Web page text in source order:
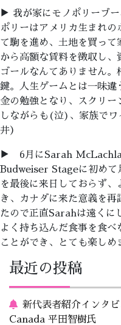
▶ 我が家にモノポリーブ
ポリーはアメリカ生まれ
て駒を進め、土地を買っ
から高額な賃料を徴収し、
ゴールなんてありません
鍵。人生ゲームとは一味違
金の勉強となり、スクリ
しながらも(泣)、家族でワ
井）
▶ 6月にSarah
Budweiser Stageに初め
を最後に来日しておらず
き、カナダに来た意義を
たので正直Sarahは遠くに
よく持ち込んだ食事を食
ことができ、とても楽しめ
最近の投稿
新代表者紹介インタ
Canada 平田智樹氏